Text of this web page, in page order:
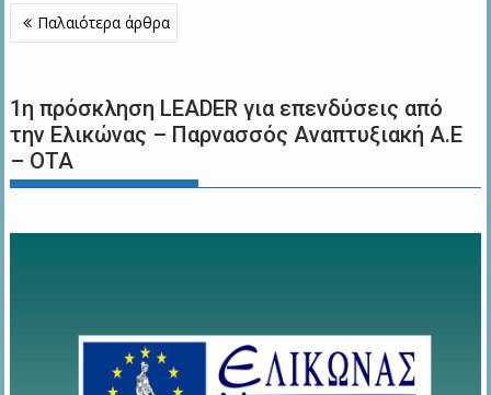
Πλοήγηση
άρθρων
Παλαιότερα άρθρα
1η πρόσκληση LEADER για επενδύσεις από
την Ελικώνας – Παρνασσός Αναπτυξιακή Α.Ε
– ΟΤΑ